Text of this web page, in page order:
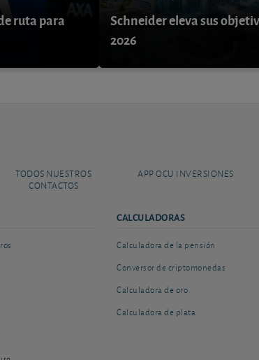
ruta para
Schneider eleva sus
2026
TODOS NUESTROS
CONTACTOS
APP OCU INVERSIONES
CALCULADORAS
Calculadora de la pensión
Conversor de criptomonedas
Calculadora de oro
Calculadora de plata